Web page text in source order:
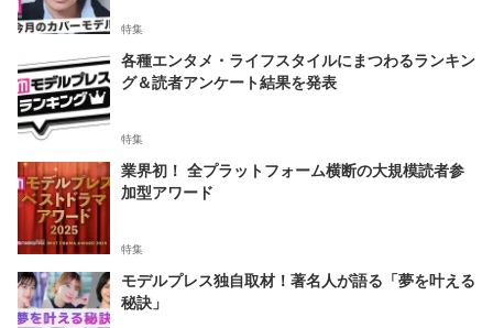
特集
各種エンタメ・ライフスタイルにまつわるランキン
グ＆読者アンケート結果を発表
特集
業界初！ 全プラットフォーム横断の大規模読者参
加型アワード
特集
モデルプレス独自取材！著名人が語る「夢を叶える
秘訣」